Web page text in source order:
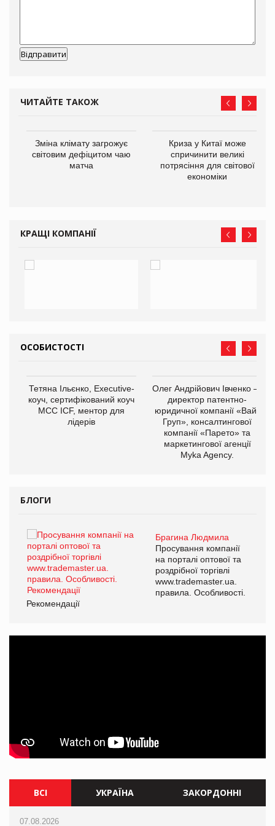
ЧИТАЙТЕ ТАКОЖ
Зміна клімату загрожує
світовим дефіцитом чаю
матча
Криза у Китаї може
спричинити великі
потрясіння для світової
економіки
КРАЩІ КОМПАНІЇ
ОСОБИСТОСТІ
Тетяна Ільєнко, Executive-
коуч, сертифікований коуч
МСС ICF, ментор для
лідерів
Олег Андрійович Івченко —
директор патентно-
юридичної компанії «Вайз
Груп», консалтингової
компанії «Парето» та
маркетингової агенції
Myka Agency.
БЛОГИ
Брагина Людмила
Просування компанії
на порталі оптової та
роздрібної торгівлі
www.trademaster.ua.
правила. Особливості.
Рекомендації
ВСІ УКРАЇНА ЗАКОРДОННІ
07.08.2026
07.08.2026
07.08.2026